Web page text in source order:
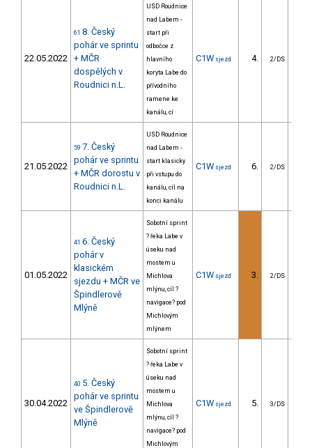
22.05.2022
61 8. Český
pohár ve sprintu
+ MČR
dospělých v
Roudnici n.L.
USD Roudnice
nad Labem -
start při
odbočce z
hlavního
koryta Labe do
přívodního
ramene ke
kanálu, cí
C1W sjezd 4. 2/DS
21.05.2022
59 7. Český
pohár ve sprintu
+ MČR dorostu v
Roudnici n.L.
USD Roudnice
nad Labem -
start klasicky
při vstupu do
kanálu, cíl na
konci kanálu
C1W sjezd 6. 2/DS
01.05.2022
41 6. Český
pohár v
klasickém
sjezdu + MČR ve
Špindlerově
Mlýně
Sobotní sprint
? řeka Labe v
úseku nad
mostem u
Michlova
mlýnu, cíl ?
navigace? pod
Michlovým
mlýnem
C1W sjezd 3. 2/DS
30.04.2022
40 5. Český
pohár ve sprintu
ve Špindlerově
Mlýně
Sobotní sprint
? řeka Labe v
úseku nad
mostem u
Michlova
mlýnu, cíl ?
navigace? pod
Michlovým
C1W sjezd 5. 3/DS